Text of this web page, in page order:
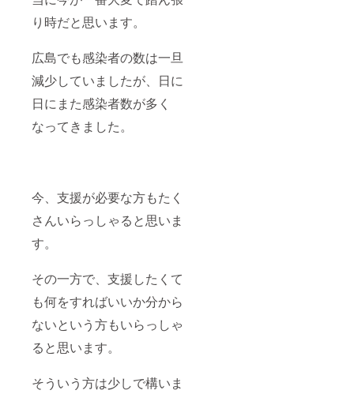
り時だと思います。
広島でも感染者の数は一旦
減少していましたが、日に
日にまた感染者数が多く
なってきました。
今、支援が必要な方もたく
さんいらっしゃると思いま
す。
その一方で、支援したくて
も何をすればいいか分から
ないという方もいらっしゃ
ると思います。
そういう方は少しで構いま